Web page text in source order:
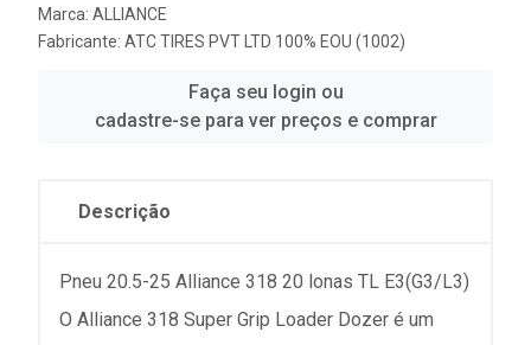
Marca: ALLIANCE
Fabricante: ATC TIRES PVT LTD 100% EOU (1002)
Faça seu login ou
cadastre-se para ver preços e comprar
Descrição
Pneu 20.5-25 Alliance 318 20 lonas TL E3(G3/L3)
O Alliance 318 Super Grip Loader Dozer é um